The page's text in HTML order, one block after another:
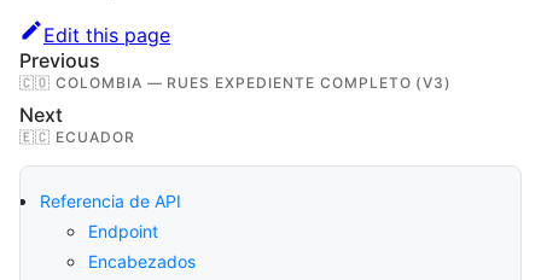
Edit this page
Previous
🇨🇴 COLOMBIA — RUES EXPEDIENTE COMPLETO (V3)
Next
🇪🇨 ECUADOR
Referencia de API
Endpoint
Encabezados